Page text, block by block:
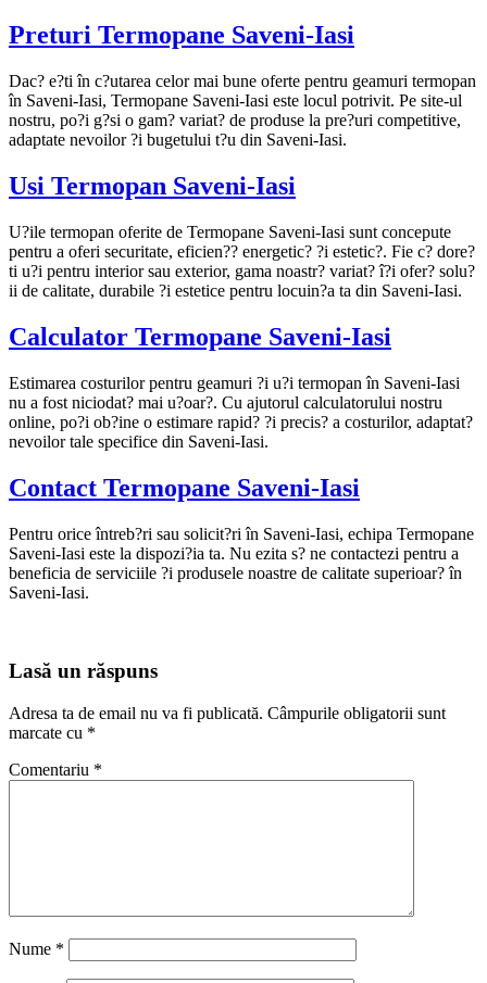
Preturi Termopane Saveni-Iasi
Dac? e?ti în c?utarea celor mai bune oferte pentru geamuri termopan
în Saveni-Iasi, Termopane Saveni-Iasi este locul potrivit. Pe site-ul
nostru, po?i g?si o gam? variat? de produse la pre?uri competitive,
adaptate nevoilor ?i bugetului t?u din Saveni-Iasi.
Usi Termopan Saveni-Iasi
U?ile termopan oferite de Termopane Saveni-Iasi sunt concepute
pentru a oferi securitate, eficien?? energetic? ?i estetic?. Fie c? dore?
ti u?i pentru interior sau exterior, gama noastr? variat? î?i ofer? solu?
ii de calitate, durabile ?i estetice pentru locuin?a ta din Saveni-Iasi.
Calculator Termopane Saveni-Iasi
Estimarea costurilor pentru geamuri ?i u?i termopan în Saveni-Iasi
nu a fost niciodat? mai u?oar?. Cu ajutorul calculatorului nostru
online, po?i ob?ine o estimare rapid? ?i precis? a costurilor, adaptat?
nevoilor tale specifice din Saveni-Iasi.
Contact Termopane Saveni-Iasi
Pentru orice întreb?ri sau solicit?ri în Saveni-Iasi, echipa Termopane
Saveni-Iasi este la dispozi?ia ta. Nu ezita s? ne contactezi pentru a
beneficia de serviciile ?i produsele noastre de calitate superioar? în
Saveni-Iasi.
Lasă un răspuns
Adresa ta de email nu va fi publicată. Câmpurile obligatorii sunt
marcate cu *
Comentariu *
Nume *